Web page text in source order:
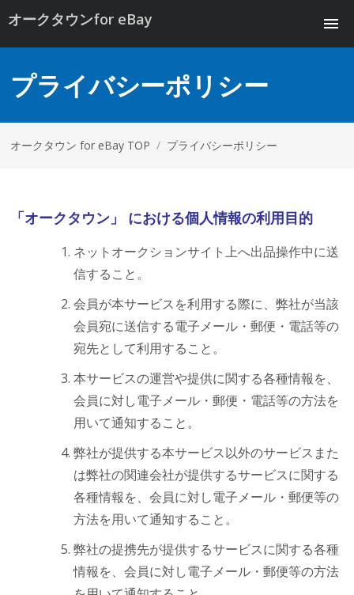
オークタウンfor eBay
プライバシーポリシー
オークタウン for eBay TOP / プライバシーポリシー
「オークタウン」 における個人情報の利用目的
ネットオークションサイト上へ出品操作中に送
信すること。
会員が本サービスを利用する際に、弊社が当該
会員宛に送信する電子メール・郵便・電話等の
宛先として利用すること。
本サービスの運営や提供に関する各種情報を、
会員に対し電子メール・郵便・電話等の方法を
用いて通知すること。
弊社が提供する本サービス以外のサービスまた
は弊社の関連会社が提供するサービスに関する
各種情報を、会員に対し電子メール・郵便等の
方法を用いて通知すること。
弊社の提携先が提供するサービスに関する各種
情報を、会員に対し電子メール・郵便等の方法